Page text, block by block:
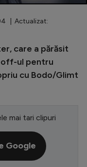
| Actualizat:
care a părăsit
off-ul pentru
cu Bodo/Glimt
mai tari clipuri
Google